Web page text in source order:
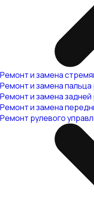
Ремонт и замена
Ремонт и замена
Ремонт и замена
Ремонт и замена
Ремонт рулевого